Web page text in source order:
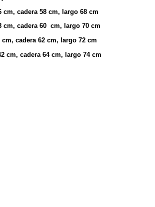
cm, cadera 58 cm, largo 68 cm
cm, cadera 60  cm, largo 70 cm
cadera 62 cm, largo 72 cm
cm, cadera 64 cm, largo 74 cm